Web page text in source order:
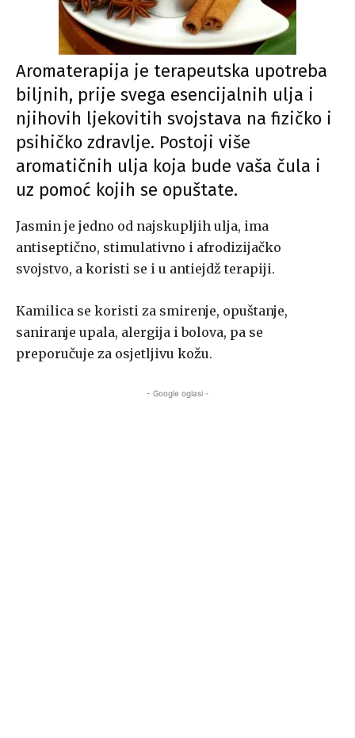
Aromaterapija je terapeutska upotreba
biljnih, prije svega esencijalnih ulja i
njihovih ljekovitih svojstava na fizičko i
psihičko zdravlje. Postoji više
aromatičnih ulja koja bude vaša čula i
uz pomoć kojih se opuštate.
Jasmin je jedno od najskupljih ulja, ima
antiseptično, stimulativno i afrodizijačko
svojstvo, a koristi se i u antiejdž terapiji.
Kamilica se koristi za smirenje, opuštanje,
saniranje upala, alergija i bolova, pa se
preporučuje za osjetljivu kožu.
- Google oglasi -